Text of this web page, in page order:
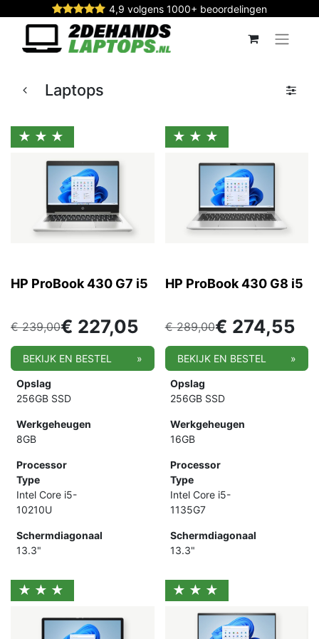
4,9 volgens 1000+ beoordelingen
Laptops
★★★
HP ProBook 430 G7 i5
€239,00€ 227,05
BEKIJK EN BESTEL »
Opslag
256GB SSD
Werkgeheugen
8GB
Processor
Type
Intel Core i5-
10210U
Schermdiagonaal
13.3"
★★★
HP ProBook 430 G8 i5
€289,00€ 274,55
BEKIJK EN BESTEL »
Opslag
256GB SSD
Werkgeheugen
16GB
Processor
Type
Intel Core i5-
1135G7
Schermdiagonaal
13.3"
★★★ ★★★